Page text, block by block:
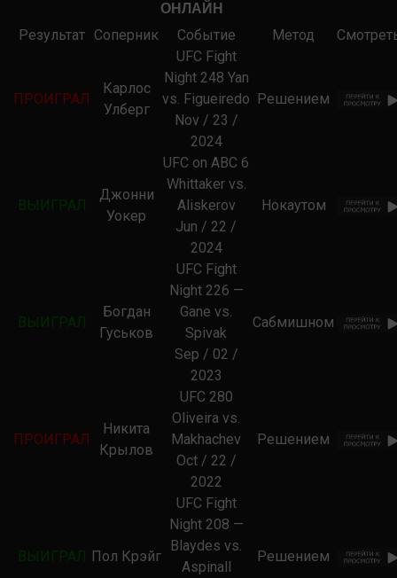
ОНЛАЙН
Результат Соперник Событие Метод
ПРОИГРАЛ
Карлос
Улберг
UFC Fight
Night 248 Yan
vs. Figueiredo
Nov / 23 /
2024
Решением
ВЫИГРАЛ
Джонни
Уокер
UFC on ABC 6
Whittaker vs.
Aliskerov
Jun / 22 /
2024
Нокаутом
ВЫИГРАЛ
Богдан
Гуськов
UFC Fight
Night 226 —
Gane vs.
Spivak
Sep / 02 /
2023
Сабмишном
ПРОИГРАЛ
Никита
Крылов
UFC 280
Oliveira vs.
Makhachev
Oct / 22 /
2022
Решением
ВЫИГРАЛ Пол Крэйг
UFC Fight
Night 208 —
Blaydes vs.
Aspinall
Решением